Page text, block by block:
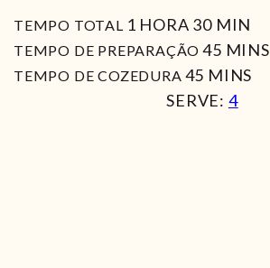
TEMPO TOTAL 1 HORA
HORA 30MIN
MIN
TEMPO DE PREPARAÇÃO 45MIN
MINS
TEMPO DE COZEDURA 45 MIN
MINS
SERVE: 4